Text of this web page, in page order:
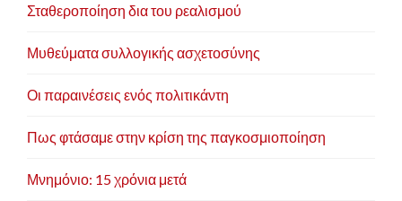
Σταθεροποίηση δια του ρεαλισμού
Μυθεύματα συλλογικής ασχετοσύνης
Οι παραινέσεις ενός πολιτικάντη
Πως φτάσαμε στην κρίση της παγκοσμιοποίηση
Μνημόνιο: 15 χρόνια μετά